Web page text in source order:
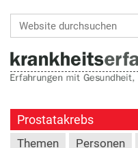
Prostatakrebs
Themen Personen